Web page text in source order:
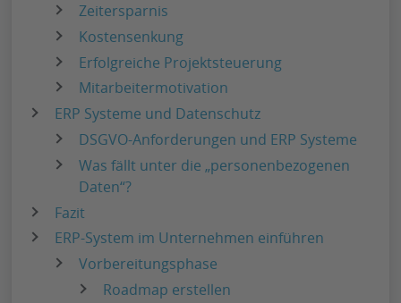
Zeitersparnis
Kostensenkung
Erfolgreiche Projektsteuerung
Mitarbeitermotivation
ERP Systeme und Datenschutz
DSGVO-Anforderungen und ERP Systeme
Was fällt unter die „personenbezogenen
Daten“?
Fazit
ERP-System im Unternehmen einführen
Vorbereitungsphase
Roadmap erstellen